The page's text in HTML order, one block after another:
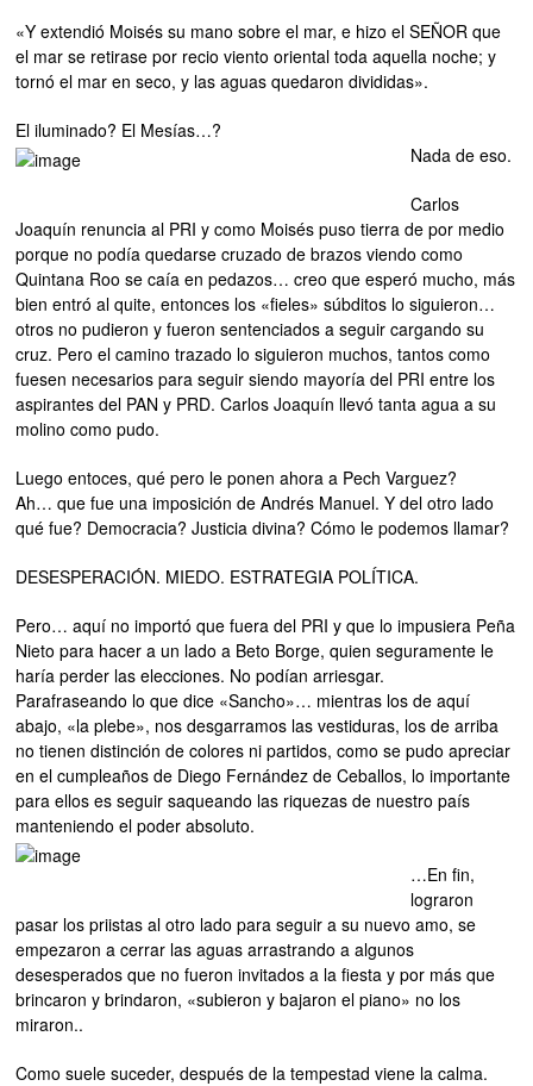
«Y extendió Moisés su mano sobre el mar, e hizo el SEÑOR que
el mar se retirase por recio viento oriental toda aquella noche; y
tornó el mar en seco, y las aguas quedaron divididas».
El iluminado? El Mesías…?
Nada de eso.
Carlos
Joaquín renuncia al PRI y como Moisés puso tierra de por medio
porque no podía quedarse cruzado de brazos viendo como
Quintana Roo se caía en pedazos… creo que esperó mucho, más
bien entró al quite, entonces los «fieles» súbditos lo siguieron…
otros no pudieron y fueron sentenciados a seguir cargando su
cruz. Pero el camino trazado lo siguieron muchos, tantos como
fuesen necesarios para seguir siendo mayoría del PRI entre los
aspirantes del PAN y PRD. Carlos Joaquín llevó tanta agua a su
molino como pudo.
Luego entoces, qué pero le ponen ahora a Pech Varguez?
Ah… que fue una imposición de Andrés Manuel. Y del otro lado
qué fue? Democracia? Justicia divina? Cómo le podemos llamar?
DESESPERACIÓN. MIEDO. ESTRATEGIA POLÍTICA.
Pero… aquí no importó que fuera del PRI y que lo impusiera Peña
Nieto para hacer a un lado a Beto Borge, quien seguramente le
haría perder las elecciones. No podían arriesgar.
Parafraseando lo que dice «Sancho»… mientras los de aquí
abajo, «la plebe», nos desgarramos las vestiduras, los de arriba
no tienen distinción de colores ni partidos, como se pudo apreciar
en el cumpleaños de Diego Fernández de Ceballos, lo importante
para ellos es seguir saqueando las riquezas de nuestro país
manteniendo el poder absoluto.
…En fin,
lograron
pasar los priistas al otro lado para seguir a su nuevo amo, se
empezaron a cerrar las aguas arrastrando a algunos
desesperados que no fueron invitados a la fiesta y por más que
brincaron y brindaron, «subieron y bajaron el piano» no los
miraron..
Como suele suceder, después de la tempestad viene la calma.